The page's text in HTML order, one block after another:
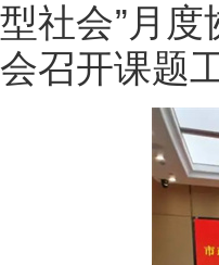
型社会”月
会召开课题